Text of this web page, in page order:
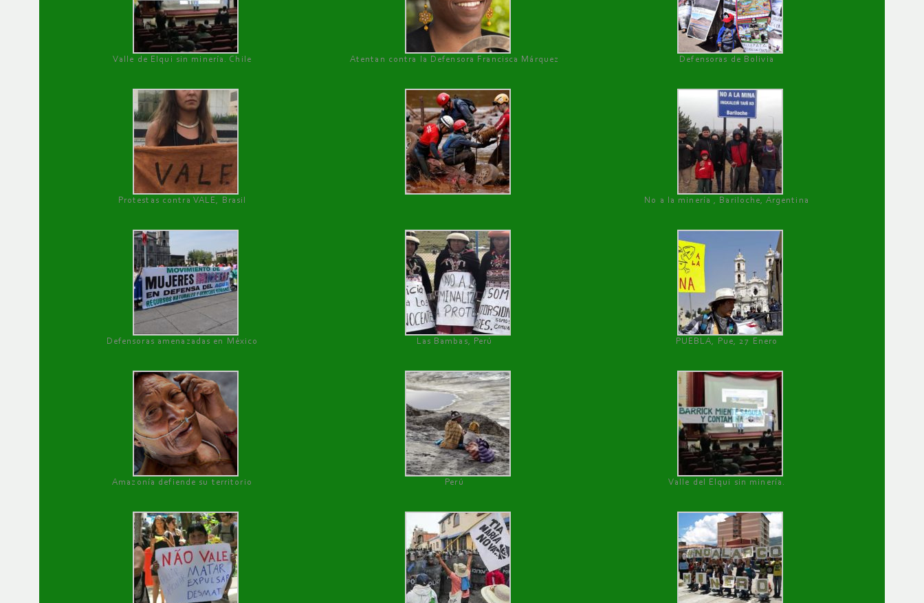
Valle de Elqui sin minería. Chile Atentan contra la Defensora Francisca Márquez Defensoras de Bolivia
Protestas contra VALE, Brasil No a la minería , Bariloche, Argentina
Defensoras amenazadas en México Las Bambas, Perú PUEBLA, Pue, 27 Enero
Amazonía defiende su territorio Perú Valle del Elqui sin minería.